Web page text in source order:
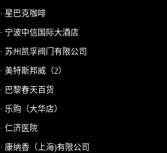
· 星巴克咖啡
· 宁波中信国际大酒店
· 苏州凯孚阀门有限公司
· 美特斯邦威（2）
· 巴黎春天百货
· 乐购（大华店）
· 仁济医院
· 康纳香（上海)有限公司